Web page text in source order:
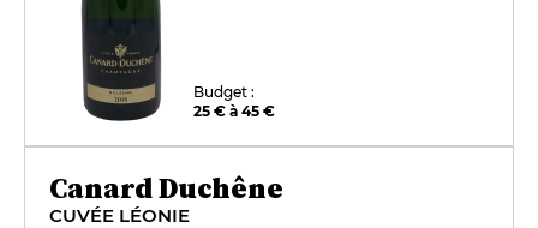
Budget :
25 € à 45 €
Canard Duchêne
CUVÉE LÉONIE